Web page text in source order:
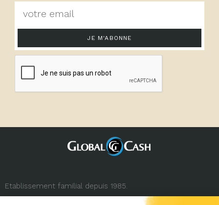
JE M'ABONNE
Etablissement familial depuis 1985.